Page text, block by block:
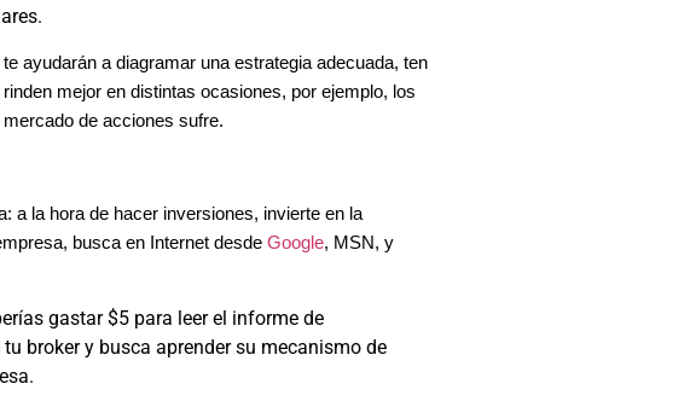
ayudarán a diagramar una estrategia adecuada, ten
mejor en distintas ocasiones, por ejemplo, los
de acciones sufre.
a la hora de hacer inversiones, invierte en la
busca en Internet desde Google, MSN, y
gastar $5 para leer el informe de
broker y busca aprender su mecanismo de